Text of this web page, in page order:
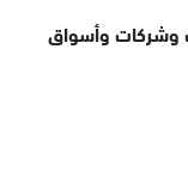
وشركات وأسواق